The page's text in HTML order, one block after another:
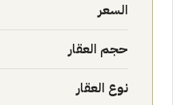
السعر
حجم العقار
نوع العقار